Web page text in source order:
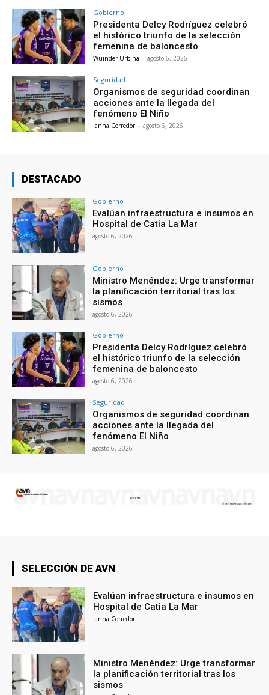
Gobierno
Presidenta Delcy Rodríguez celebró
el histórico triunfo de la selección
femenina de baloncesto
Wuinder Urbina - agosto 6, 2026
Seguridad
Organismos de seguridad coordinan
acciones ante la llegada del
fenómeno El Niño
Janna Corredor - agosto 6, 2026
DESTACADO
Gobierno
Evalúan infraestructura e insumos en
Hospital de Catia La Mar
agosto 6, 2026
Gobierno
Ministro Menéndez: Urge transformar
la planificación territorial tras los
sismos
agosto 6, 2026
Gobierno
Presidenta Delcy Rodríguez celebró
el histórico triunfo de la selección
femenina de baloncesto
agosto 6, 2026
Seguridad
Organismos de seguridad coordinan
acciones ante la llegada del
fenómeno El Niño
agosto 6, 2026
SELECCIÓN DE AVN
Evalúan infraestructura e insumos en
Hospital de Catia La Mar
Janna Corredor
Ministro Menéndez: Urge transformar
la planificación territorial tras los
sismos